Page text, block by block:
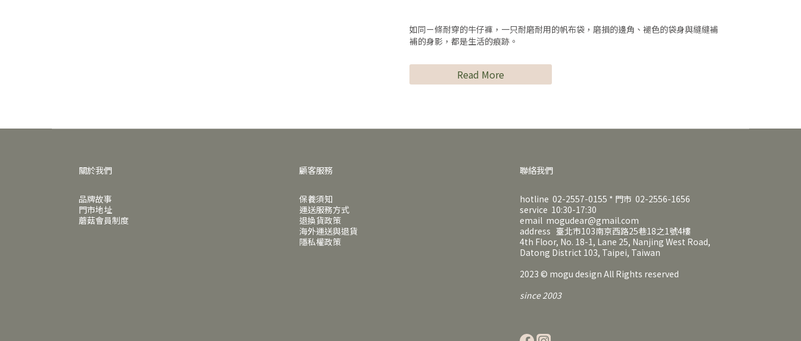
如同ㄧ條耐穿的牛仔褲，一只耐磨耐用的帆布袋，磨損的邊角、褪色的袋身與縫縫補
補的身影，都是生活的痕跡。
Read More
關於我們
品牌故事
門市地址
蘑菇會員制度
顧客服務
保養須知
運送服務方式
退換貨政策
海外運送與退貨
隱私權政策
聯絡我們
hotline 02-2557-0155 * 門市 02-2556-1656
service 10:30-17:30
email mogudear@gmail.com
address 臺北市103南京西路25巷18之1號4樓
4th Floor, No. 18-1, Lane 25, Nanjing West Road,
Datong District 103, Taipei, Taiwan
2023 © mogu design All Rights reserved
since 2003